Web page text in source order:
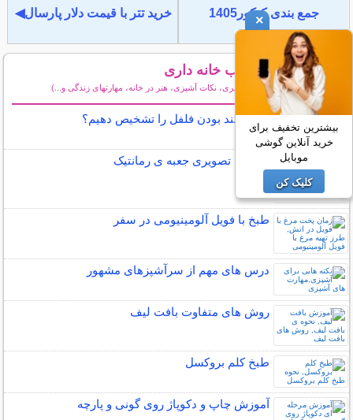
جمع بندی کنکور1405
خرید تتر با قیمت دلار پارسال◀
تازه ترین مطالب خانه داری
(شستشو، نظافت، لکه گیری، نکات آشپزی، هنر در خانه، مهارتهای زندگی و...)
سایر مطالب خانه داری
چگونه تند بودن فلفل را تشخیص دهیم؟
آموزش تصویری جعبه ی رمانتیک
طبخ با فویل آلومینیومی در سفر
درس های مهم از سرآشپزهای مشهور
روش های متفاوت بافت لیف
طبخ کلم بروکسل
آموزش چاپ و دکوپاژ روی گونی و پارچه
×
بیشترین تخفیف برای
خرید آنلاین گوشی
موبایل
کلیک کن